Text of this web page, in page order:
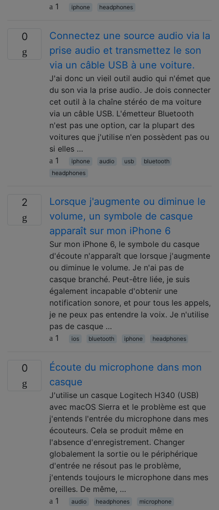
1
iphone headphones
0
Connectez une source audio via la
prise audio et transmettez le son
via un câble USB à une voiture.
J'ai donc un vieil outil audio qui n'émet que
du son via la prise audio. Je dois connecter
cet outil à la chaîne stéréo de ma voiture
via un câble USB. L'émetteur Bluetooth
n'est pas une option, car la plupart des
voitures que j'utilise n'en possèdent pas ou
si elles …
1
iphone audio usb
bluetooth
headphones
2
Lorsque j'augmente ou diminue le
volume, un symbole de casque
apparaît sur mon iPhone 6
Sur mon iPhone 6, le symbole du casque
d'écoute n'apparaît que lorsque j'augmente
ou diminue le volume. Je n'ai pas de
casque branché. Peut-être liée, je suis
également incapable d'obtenir une
notification sonore, et pour tous les appels,
je ne peux pas entendre la voix. Je n'utilise
pas de casque …
1
ios bluetooth iphone headphones
0
Écoute du microphone dans mon
casque
J'utilise un casque Logitech H340 (USB)
avec macOS Sierra et le problème est que
j'entends l'entrée du microphone dans mes
écouteurs. Cela se produit même en
l'absence d'enregistrement. Changer
globalement la sortie ou le périphérique
d'entrée ne résout pas le problème,
j'entends toujours le microphone dans mes
oreilles. De même, …
1
audio headphones microphone